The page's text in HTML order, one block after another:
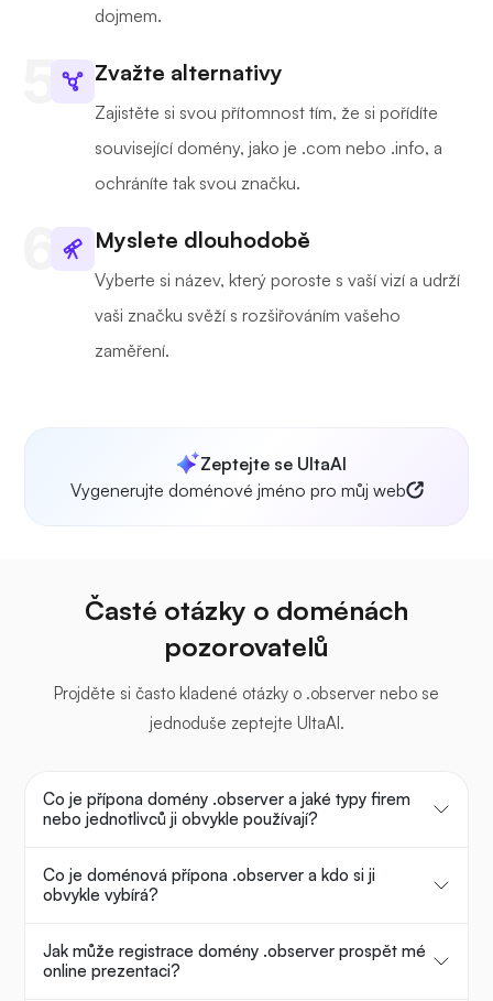
dojmem.
Zvažte alternativy
Zajistěte si svou přítomnost tím, že si pořídíte
související domény, jako je .com nebo .info, a
ochráníte tak svou značku.
Myslete dlouhodobě
Vyberte si název, který poroste s vaší vizí a udrží
vaši značku svěží s rozšiřováním vašeho
zaměření.
Zeptejte se UltaAI
Vygenerujte doménové jméno pro můj web
Časté otázky o doménách
pozorovatelů
Projděte si často kladené otázky o .observer nebo se
jednoduše zeptejte UltaAI.
Co je přípona domény .observer a jaké typy firem
nebo jednotlivců ji obvykle používají?
Co je doménová přípona .observer a kdo si ji
obvykle vybírá?
Jak může registrace domény .observer prospět mé
online prezentaci?